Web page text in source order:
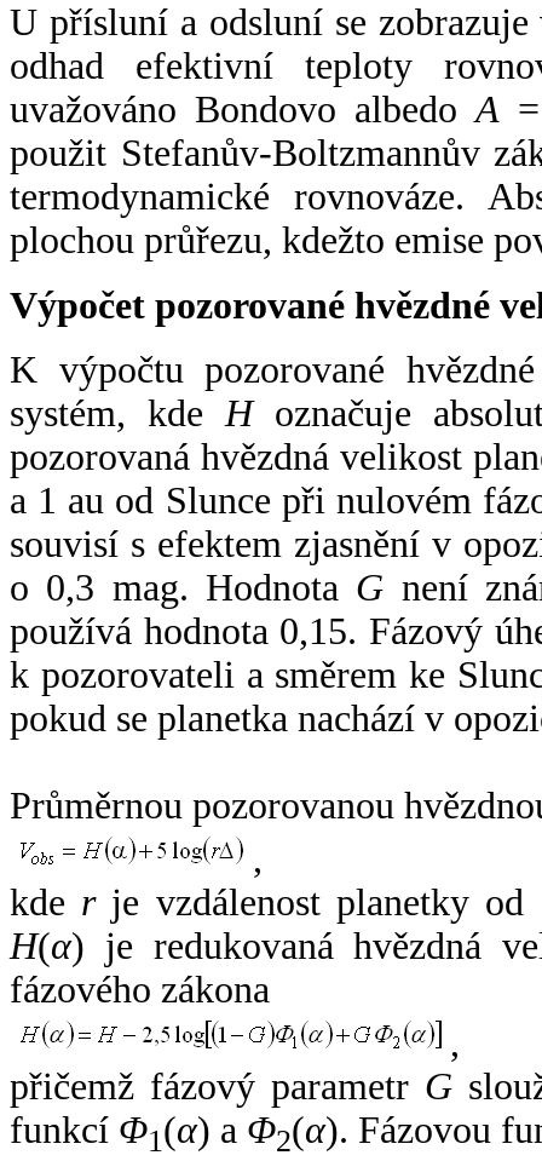
U přísluní a odsluní se
odhad efektivní teploty
uvažováno Bondovo albedoA
použit Stefanův-Boltzmannův
termodynamické rovnováze.
plochou průřezu, kdežto emise
Výpočet pozorované hvězdné
K výpočtu pozorované
systém, kde Hoznačuje
pozorovaná hvězdná velikost
a 1 au od Slunce při nulovém
souvisí s efektem zjasnění v
o 0,3 mag. Hodnota G není
používá hodnota 0,15. Fázový
k pozorovateli a směrem ke
pokud se planetka nachází v
Průměrnou pozorovanou
,
kde rje vzdálenost planetky od
H(α) je redukovaná hvězdná
fázového zákona
,
přičemž fázový parametr G
funkcí Φ1(α) a Φ2(α). Fázovou